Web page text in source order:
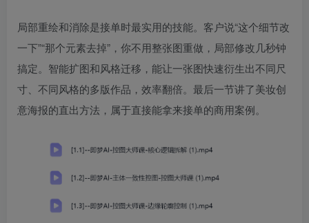
局部重绘和消除是接单时最实用的技能。客户说“这个细节改
一下”“那个元素去掉”，你不用整张图重做，局部修改几秒钟
搞定。智能扩图和风格迁移，能让一张图快速衍生出不同尺
寸、不同风格的多版作品，效率翻倍。最后一节讲了美妆创
意海报的直出方法，属于直接能拿来接单的商用案例。